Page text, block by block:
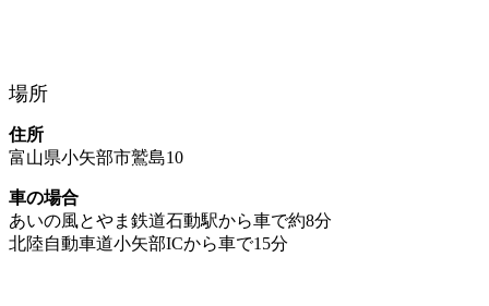
場所
住所
富山県小矢部市鷲島10
車の場合
あいの風とやま鉄道石動駅から車で約8分
北陸自動車道小矢部ICから車で15分